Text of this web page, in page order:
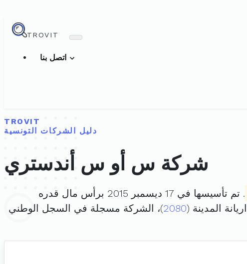
TROVIT
TROVIT
دليل الشركات التونسية
شركة س أو س أندستري
. تم تأسيسها في 17 ديسمبر 2015 برأس مال قدره
2080)، الشركة مسجلة في السجل الوطني